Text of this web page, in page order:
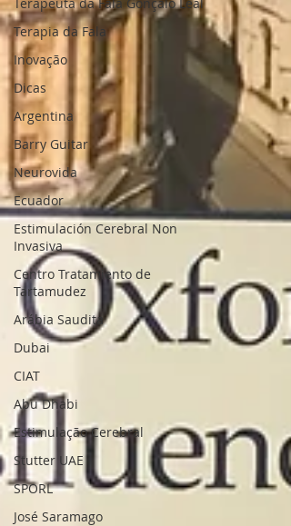
Terapia da Fala
Inovação
Dicas
Argentina
Barry Guitar
Neurovida
Ecuador
Estimulación Cerebral Non
Invasiva
Centro Tratamiento de
Tartamudez
Arábia Saudita
Dubai
CIAT
Abu Dhabi
Estimulação Cerebral
Stutter UAE
SPORL
José Saramago